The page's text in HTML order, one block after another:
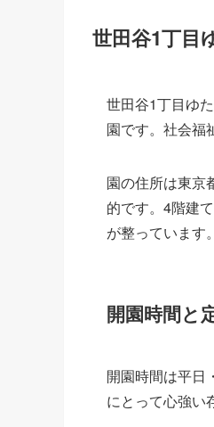
世田谷1丁目
世田谷1丁目ゆ
園です。社会福
園の住所は東京
的です。4階建
が整っています。
開園時間と
開園時間は平日
にとって心強い